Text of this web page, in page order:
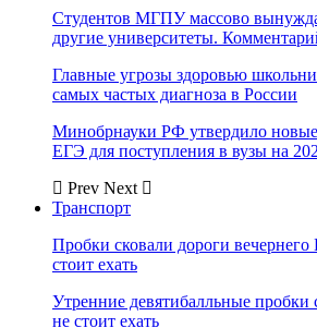
Студентов МГПУ массово
другие университеты.
Главные угрозы здоровью
самых частых диагноза в России
Минобрнауки РФ утвердило
ЕГЭ для поступления в вузы на
Prev Next
Транспорт
Пробки сковали дороги вечернего
стоит ехать
Утренние девятибалльные пробки
не стоит ехать